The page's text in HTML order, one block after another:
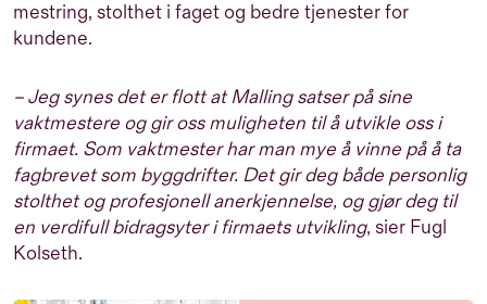
mestring, stolthet i faget og bedre tjenester for
kundene.
– Jeg synes det er flott at Malling satser på sine
vaktmestere og gir oss muligheten til å utvikle oss i
firmaet. Som vaktmester har man mye å vinne på å ta
fagbrevet som byggdrifter. Det gir deg både personlig
stolthet og profesjonell anerkjennelse, og gjør deg til
en verdifull bidragsyter i firmaets utvikling, sier Fugl
Kolseth.